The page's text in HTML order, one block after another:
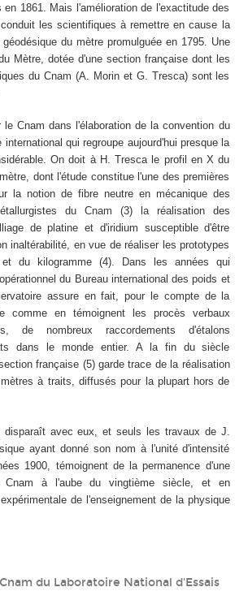
1861. Mais l'amélioration de l'exactitude des
les scientifiques à remettre en cause la
du mètre promulguée en 1795. Une
Mètre, dotée d'une section française dont les
du Cnam (A. Morin et G. Tresca) sont les
le Cnam dans l'élaboration de la convention du
qui regroupe aujourd'hui presque la
On doit à H. Tresca le profil en X du
dont l'étude constitue l'une des premières
la notion de fibre neutre en mécanique des
du Cnam (3) la réalisation des
de platine et d'iridium susceptible d'être
inaltérabilité, en vue de réaliser les prototypes
et du kilogramme (4). Dans les années qui
du Bureau international des poids et
assure en fait, pour le compte de la
comme en témoignent les procès verbaux
de nombreux raccordements d'étalons
dans le monde entier. A la fin du siècle
française (5) garde trace de la réalisation
à traits, diffusés pour la plupart hors de
avec eux, et seuls les travaux de J.
ayant donné son nom à l'unité d'intensité
1900, témoignent de la permanence d'une
Cnam à l'aube du vingtième siècle, et en
de l'enseignement de la physique
du Laboratoire National d'Essais